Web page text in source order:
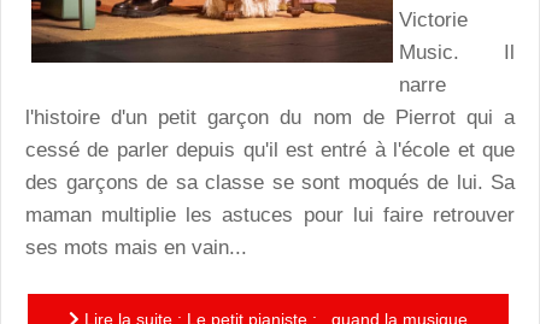
Victorie
Music. Il
narre
l'histoire d'un petit garçon du nom de Pierrot qui a
cessé de parler depuis qu'il est entré à l'école et que
des garçons de sa classe se sont moqués de lui. Sa
maman multiplie les astuces pour lui faire retrouver
ses mots mais en vain...
Lire la suite : Le petit pianiste :...quand la musique